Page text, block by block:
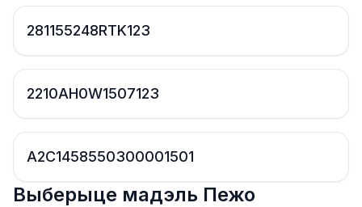
281155248RTK123
2210AH0W1507123
A2C1458550300001501
Выберыце мадэль Пежо